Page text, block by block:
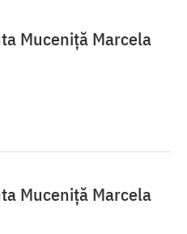
Muceniță Marcela
Muceniță Marcela